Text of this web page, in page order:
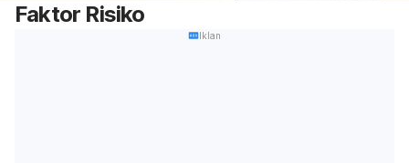
Faktor Risiko
Iklan